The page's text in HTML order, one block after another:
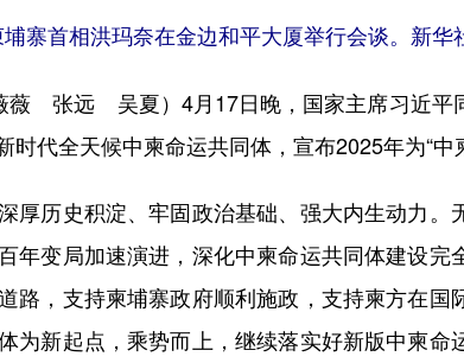
首相洪玛奈在金边和平大厦举行会谈。新华
张远 吴夏）4月17日晚，国家主席习近平
代全天候中柬命运共同体，宣布2025年为“中
历史积淀、牢固政治基础、强大内生动力。
年变局加速演进，深化中柬命运共同体建设完
路，支持柬埔寨政府顺利施政，支持柬方在国
为新起点，乘势而上，继续落实好新版中柬命